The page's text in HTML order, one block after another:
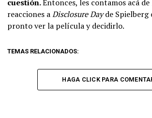
cuestión.Entonces, les contamos acá
reacciones aDisclosure Dayde Spielberg
pronto ver la película y decidirlo.
TEMAS RELACIONADOS:
HAGA CLICK PARA